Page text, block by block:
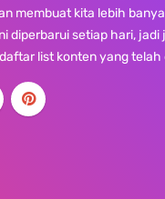
membuat kita lebih
diperbarui setiap hari, jadi
list konten yang telah